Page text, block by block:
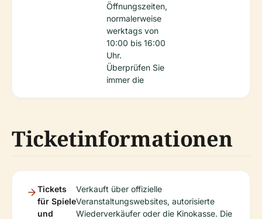
Öffnungszeiten,
normalerweise
werktags von
10:00 bis 16:00
Uhr.
Überprüfen Sie
immer die
Ticketinformationen
Tickets
für Spiele
und
Verkauft über offizielle
Veranstaltungswebsites, autorisierte
Wiederverkäufer oder die Kinokasse. Die